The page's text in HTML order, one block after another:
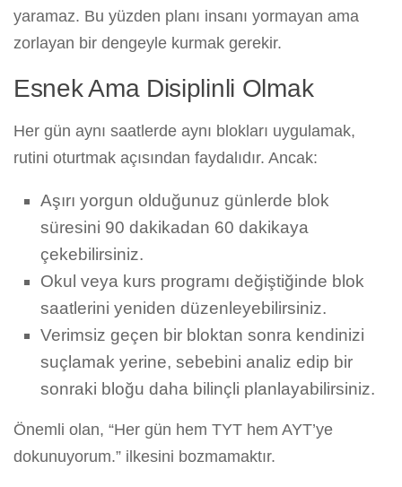
yaramaz. Bu yüzden planı insanı yormayan ama
zorlayan bir dengeyle kurmak gerekir.
Esnek Ama Disiplinli Olmak
Her gün aynı saatlerde aynı blokları uygulamak,
rutini oturtmak açısından faydalıdır. Ancak:
Aşırı yorgun olduğunuz günlerde blok
süresini 90 dakikadan 60 dakikaya
çekebilirsiniz.
Okul veya kurs programı değiştiğinde blok
saatlerini yeniden düzenleyebilirsiniz.
Verimsiz geçen bir bloktan sonra kendinizi
suçlamak yerine, sebebini analiz edip bir
sonraki bloğu daha bilinçli planlayabilirsiniz.
Önemli olan, “Her gün hem TYT hem AYT’ye
dokunuyorum.” ilkesini bozmamaktır.